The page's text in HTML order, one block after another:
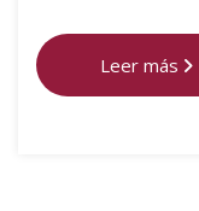
Leer más